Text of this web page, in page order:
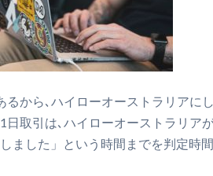
るから､ハイローオーストラリアに
1日取引は､ハイローオーストラリア
ました」という時間までを判定時間